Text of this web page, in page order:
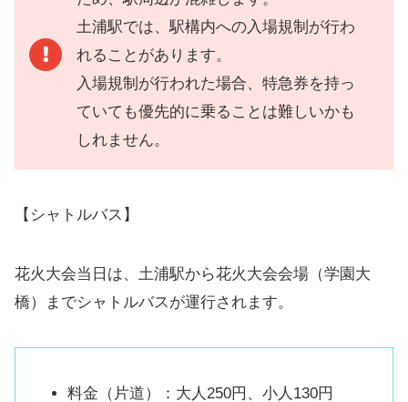
土浦駅では、駅構内への入場規制が行わ
れることがあります。
入場規制が行われた場合、特急券を持っ
ていても優先的に乗ることは難しいかも
しれません。
【シャトルバス】
花火大会当日は、土浦駅から花火大会会場（学園大
橋）までシャトルバスが運行されます。
料金（片道）：大人250円、小人130円